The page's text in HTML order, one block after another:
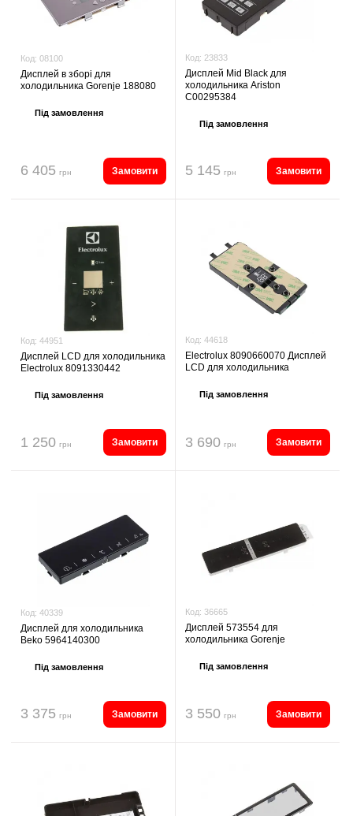
Код: 08100
Дисплей в зборі для
холодильника Gorenje 188080
Під замовлення
6 405 грн Замовити
Код: 23833
Дисплей Mid Black для
холодильника Ariston
C00295384
Під замовлення
5 145 грн Замовити
Код: 44951
Дисплей LCD для холодильника
Electrolux 8091330442
Під замовлення
1 250 грн Замовити
Код: 44618
Electrolux 8090660070 Дисплей
LCD для холодильника
Під замовлення
3 690 грн Замовити
Код: 40339
Дисплей для холодильника
Beko 5964140300
Під замовлення
3 375 грн Замовити
Код: 36665
Дисплей 573554 для
холодильника Gorenje
Під замовлення
3 550 грн Замовити